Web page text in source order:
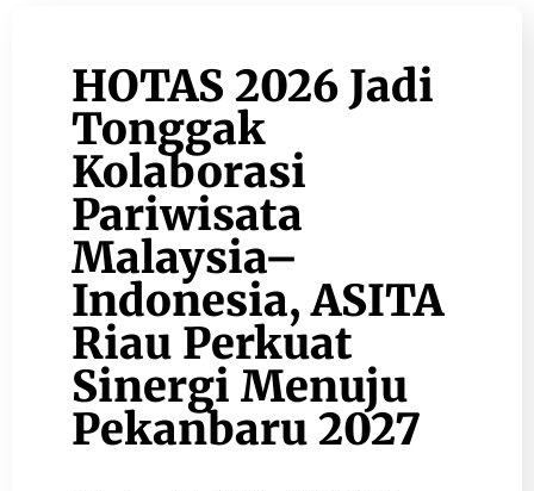
HOTAS 2026 Jadi
Tonggak
Kolaborasi
Pariwisata
Malaysia–
Indonesia, ASITA
Riau Perkuat
Sinergi Menuju
Pekanbaru 2027